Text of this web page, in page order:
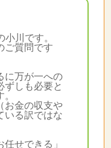
川です。
ご質問です
に万が一への
ずしも必要と
お金の収支や
いる訳ではな
任せできる」